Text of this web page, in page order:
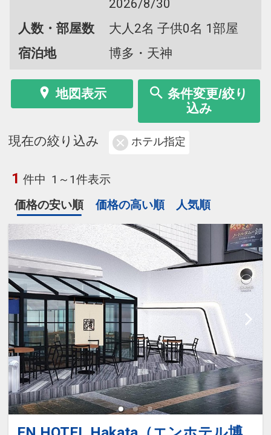
2026/8/30
人数・部屋数
大人2名 子供0名 1部屋
宿泊地
博多・天神
地図表示
条件変更/絞り
込み
現在の絞り込み ホテル指定
1 件中 1～1件表示
価格の安い順
価格の高い順 人気順